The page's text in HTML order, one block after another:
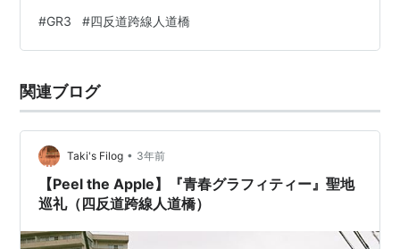
「したんどうこせんじんどうきょう」だそうですが、文
字にした方が読みづらい気もします。人道橋というのも
のは2023年の3月3日。この日もいつものようにGR3を鞄
に入れて歩いていました。何かを撮る予定がなくても、
#GR3 #四反道跨線人道橋
関連ブログ
Taki's Filog • 3年前
【Peel the Apple】『青春グラフィティー』聖地
巡礼（四反道跨線人道橋）